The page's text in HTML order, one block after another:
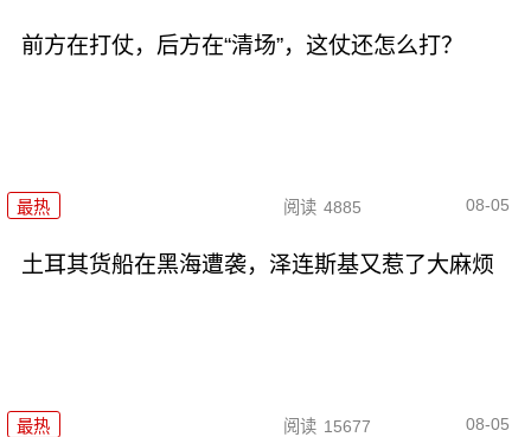
前方在打仗，后方在“清场”，这仗还怎么打？
最热 阅读 4885 08-05
土耳其货船在黑海遭袭，泽连斯基又惹了大麻烦
最热 阅读 15677 08-05